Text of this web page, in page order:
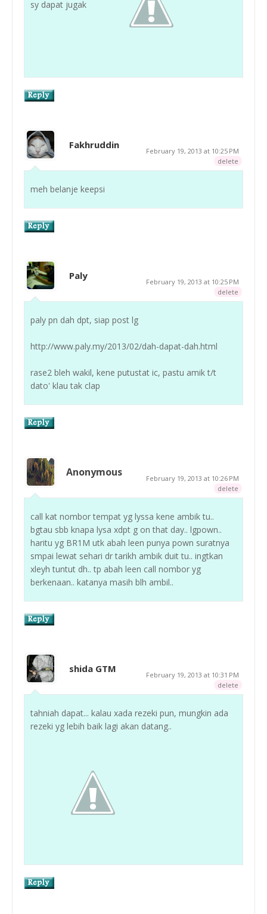
sy dapat jugak
Fakhruddin
February 19, 2013 at 10:25 PM
delete
meh belanje keepsi
Paly
February 19, 2013 at 10:25 PM
delete
paly pn dah dpt, siap post lg
http://www.paly.my/2013/02/dah-dapat-dah.html
rase2 bleh wakil, kene putustat ic, pastu amik t/t
dato' klau tak clap
Anonymous
February 19, 2013 at 10:26 PM
delete
call kat nombor tempat yg lyssa kene ambik tu..
bgtau sbb knapa lysa xdpt g on that day.. lgpown..
haritu yg BR1M utk abah leen punya pown suratnya
smpai lewat sehari dr tarikh ambik duit tu.. ingtkan
xleyh tuntut dh.. tp abah leen call nombor yg
berkenaan.. katanya masih blh ambil..
shida GTM
February 19, 2013 at 10:31 PM
delete
tahniah dapat... kalau xada rezeki pun, mungkin ada
rezeki yg lebih baik lagi akan datang..